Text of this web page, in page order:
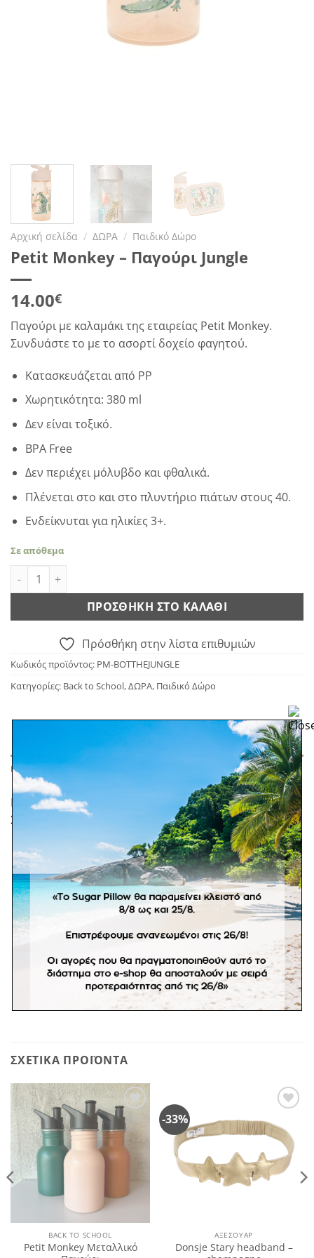
Αρχική σελίδα / ΔΩΡΑ / Παιδικό Δώρο
Petit Monkey – Παγούρι Jungle
14.00€
Παγούρι με καλαμάκι της εταιρείας Petit Monkey.
Συνδυάστε το με το ασορτί δοχείο φαγητού.
Κατασκευάζεται από PP
Χωρητικότητα: 380 ml
Δεν είναι τοξικό.
BPA Free
Δεν περιέχει μόλυβδο και φθαλικά.
Πλένεται στο και στο πλυντήριο πιάτων στους 40.
Ενδείκνυται για ηλικίες 3+.
Σε απόθεμα
Petit Monkey - Παγούρι Jungle ποσότητα
ΠΡΟΣΘΉΚΗ ΣΤΟ ΚΑΛΆΘΙ
Πρόσθήκη στην λίστα επιθυμιών
Κωδικός προϊόντος: PM-BOTTHEJUNGLE
Κατηγορίες: Back to School,ΔΩΡΑ, Παιδικό Δώρο
ΠΕΡΙΓΡΑΦΉ
Παγούρι με καλαμάκι της εταιρείας Petit Monkey.
Συνδυάστε το με το ασορτί δοχείο φαγητού.
Κατασκευάζεται από PP
Χωρητικότητα: 380 ml
Δεν είναι τοξικό.
BPA Free
Πλένεται στο και στο πλυντήριο πιάτων στους 40.
Ενδείκνυται για ηλικίες 3+.
ΣΧΕΤΙΚΆ ΠΡΟΪΌΝΤΑ
Πρόσθήκη
στην
λίστα
επιθυμιών
BACK TO SCHOOL
Petit Monkey Μεταλλικό
-33%
Πρόσθήκη
στην
λίστα
επιθυμιών
ΑΞΕΣΟΥΆΡ
Donsje Stary headband –